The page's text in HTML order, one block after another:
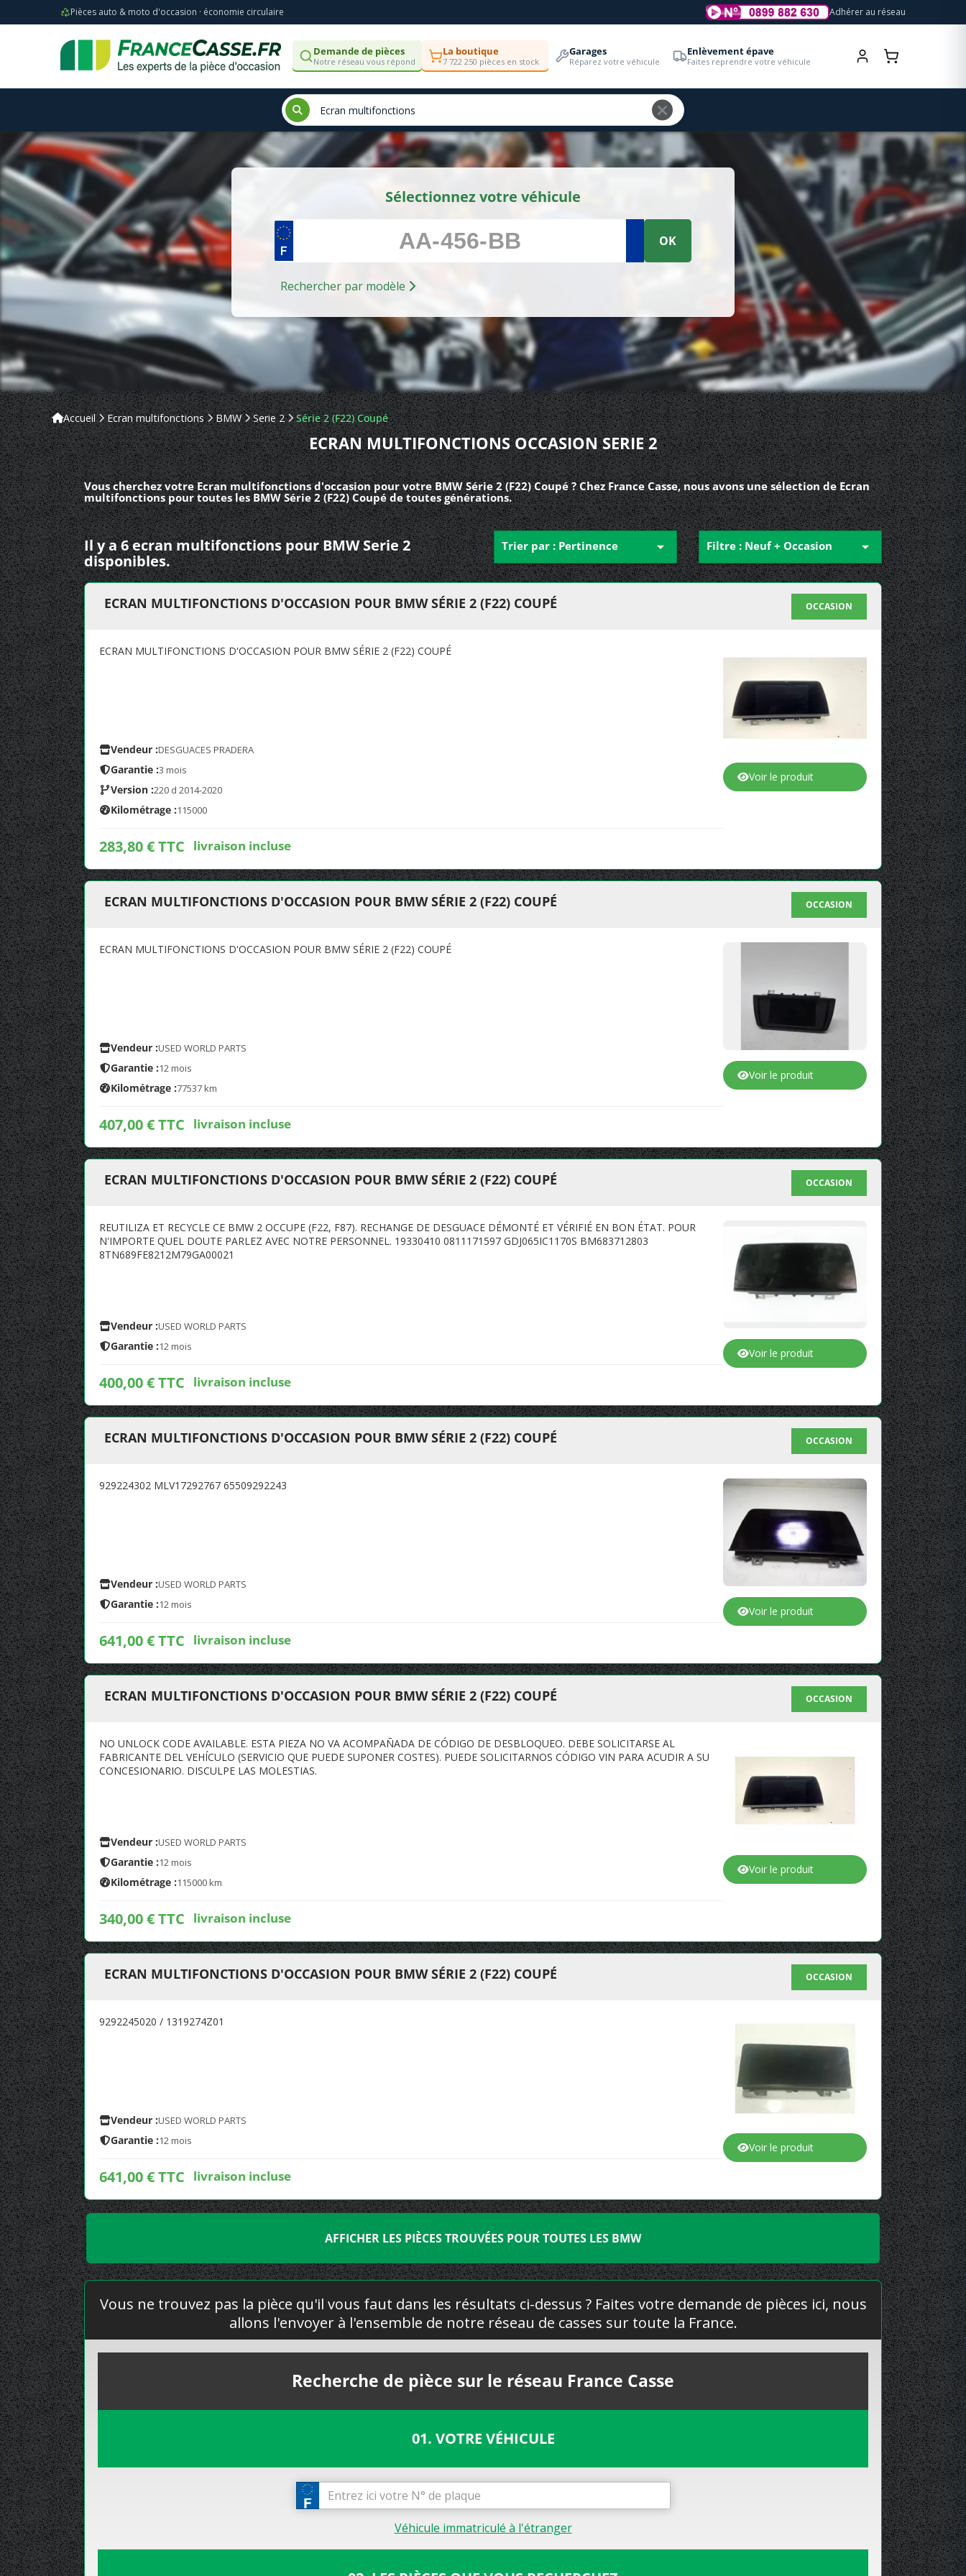
Pièces auto & moto d'occasion · économie circulaire Adhérer au réseau
Demande de pièces
Notre réseau vous répond
La boutique
7 722 250 pièces en stock
Garages
Réparez votre véhicule
Enlèvement épave
Faites reprendre votre véhicule
Sélectionnez votre véhicule
OK
Rechercher par modèle
Accueil Ecran multifonctions BMW Serie 2 Série 2 (F22) Coupé
ECRAN MULTIFONCTIONS OCCASION SERIE 2
Vous cherchez votre Ecran multifonctions d'occasion pour votre BMW Série 2 (F22) Coupé ? Chez France Casse, nous avons une sélection de Ecran
multifonctions pour toutes les BMW Série 2 (F22) Coupé de toutes générations.
Il y a 6 ecran multifonctions pour BMW Serie 2
disponibles.
Trier par : Pertinence  Filtre : Neuf + Occasion 
ECRAN MULTIFONCTIONS D'OCCASION POUR BMW SÉRIE 2 (F22) COUPÉ OCCASION
ECRAN MULTIFONCTIONS D'OCCASION POUR BMW SÉRIE 2 (F22) COUPÉ
Vendeur :DESGUACES PRADERA
Garantie :3 mois
Version :220 d 2014-2020
Kilométrage :115000
283,80 € TTC livraison incluse
Voir le produit
ECRAN MULTIFONCTIONS D'OCCASION POUR BMW SÉRIE 2 (F22) COUPÉ OCCASION
ECRAN MULTIFONCTIONS D'OCCASION POUR BMW SÉRIE 2 (F22) COUPÉ
Vendeur :USED WORLD PARTS
Garantie :12 mois
Kilométrage :77537 km
407,00 € TTC livraison incluse
Voir le produit
ECRAN MULTIFONCTIONS D'OCCASION POUR BMW SÉRIE 2 (F22) COUPÉ OCCASION
REUTILIZA ET RECYCLE CE BMW 2 OCCUPE (F22, F87). RECHANGE DE DESGUACE DÉMONTÉ ET VÉRIFIÉ EN BON ÉTAT. POUR
N'IMPORTE QUEL DOUTE PARLEZ AVEC NOTRE PERSONNEL. 19330410 0811171597 GDJ065IC1170S BM683712803
8TN689FE8212M79GA00021
Vendeur :USED WORLD PARTS
Garantie :12 mois
400,00 € TTC livraison incluse
Voir le produit
ECRAN MULTIFONCTIONS D'OCCASION POUR BMW SÉRIE 2 (F22) COUPÉ OCCASION
929224302 MLV17292767 65509292243
Vendeur :USED WORLD PARTS
Garantie :12 mois
641,00 € TTC livraison incluse
Voir le produit
ECRAN MULTIFONCTIONS D'OCCASION POUR BMW SÉRIE 2 (F22) COUPÉ OCCASION
NO UNLOCK CODE AVAILABLE. ESTA PIEZA NO VA ACOMPAÑADA DE CÓDIGO DE DESBLOQUEO. DEBE SOLICITARSE AL
FABRICANTE DEL VEHÍCULO (SERVICIO QUE PUEDE SUPONER COSTES). PUEDE SOLICITARNOS CÓDIGO VIN PARA ACUDIR A SU
CONCESIONARIO. DISCULPE LAS MOLESTIAS.
Vendeur :USED WORLD PARTS
Garantie :12 mois
Kilométrage :115000 km
340,00 € TTC livraison incluse
Voir le produit
ECRAN MULTIFONCTIONS D'OCCASION POUR BMW SÉRIE 2 (F22) COUPÉ OCCASION
9292245020 / 1319274Z01
Vendeur :USED WORLD PARTS
Garantie :12 mois
641,00 € TTC livraison incluse
Voir le produit
AFFICHER LES PIÈCES TROUVÉES POUR TOUTES LES BMW
Vous ne trouvez pas la pièce qu'il vous faut dans les résultats ci-dessus ? Faites votre demande de pièces ici, nous
allons l'envoyer à l'ensemble de notre réseau de casses sur toute la France.
Recherche de pièce sur le réseau France Casse
01. VOTRE VÉHICULE
Véhicule immatriculé à l'étranger